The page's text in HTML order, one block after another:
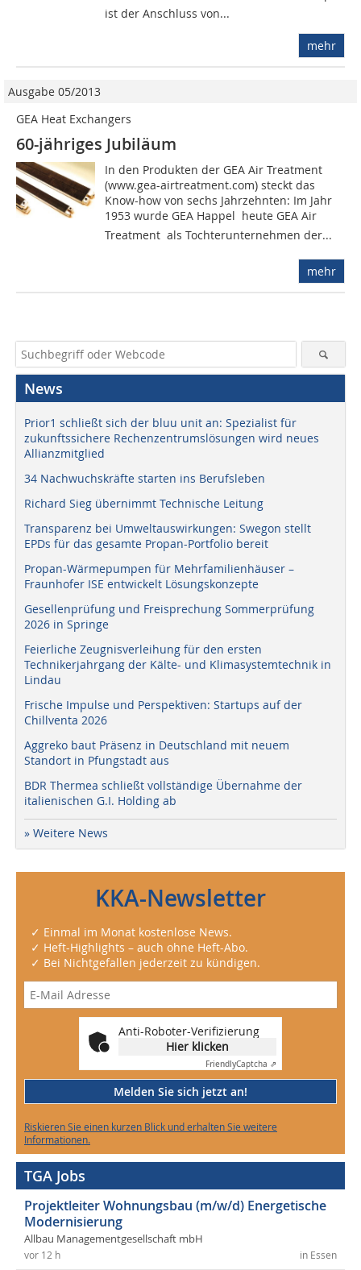
ist der Anschluss von...
mehr
Ausgabe 05/2013
GEA Heat Exchangers
60-jähriges Jubiläum
In den Produkten der GEA Air Treatment
(www.gea-airtreatment.com) steckt das
Know-how von sechs Jahrzehnten: Im Jahr
1953 wurde GEA Happel  heute GEA Air
Treatment  als Tochterunternehmen der...
mehr
News
Prior1 schließt sich der bluu unit an: Spezialist für
zukunftssichere Rechenzentrumslösungen wird neues
Allianzmitglied
34 Nachwuchskräfte starten ins Berufsleben
Richard Sieg übernimmt Technische Leitung
Transparenz bei Umweltauswirkungen: Swegon stellt
EPDs für das gesamte Propan-Portfolio bereit
Propan-Wärmepumpen für Mehrfamilienhäuser –
Fraunhofer ISE entwickelt Lösungskonzepte
Gesellenprüfung und Freisprechung Sommerprüfung
2026 in Springe
Feierliche Zeugnisverleihung für den ersten
Technikerjahrgang der Kälte- und Klimasystemtechnik in
Lindau
Frische Impulse und Perspektiven: Startups auf der
Chillventa 2026
Aggreko baut Präsenz in Deutschland mit neuem
Standort in Pfungstadt aus
BDR Thermea schließt vollständige Übernahme der
italienischen G.I. Holding ab
» Weitere News
KKA-Newsletter
✓ Einmal im Monat kostenlose News.
✓ Heft-Highlights – auch ohne Heft-Abo.
✓ Bei Nichtgefallen jederzeit zu kündigen.
Anti-Roboter-Verifizierung
Hier klicken
FriendlyCaptcha ⇗
Melden Sie sich jetzt an!
Riskieren Sie einen kurzen Blick und erhalten Sie weitere
Informationen.
TGA Jobs
Projektleiter Wohnungsbau (m/w/d) Energetische
Modernisierung
Allbau Managementgesellschaft mbH
in Essen
vor 12 h